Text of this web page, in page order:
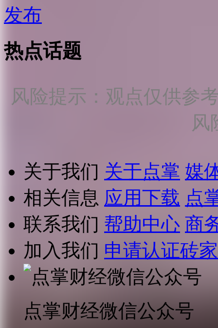
发布
热点话题
风险提示：观点仅供参
风
关于我们 关于点掌 媒
相关信息 应用下载 点
联系我们 帮助中心 商
加入我们 申请认证砖家
点掌财经微信公众号